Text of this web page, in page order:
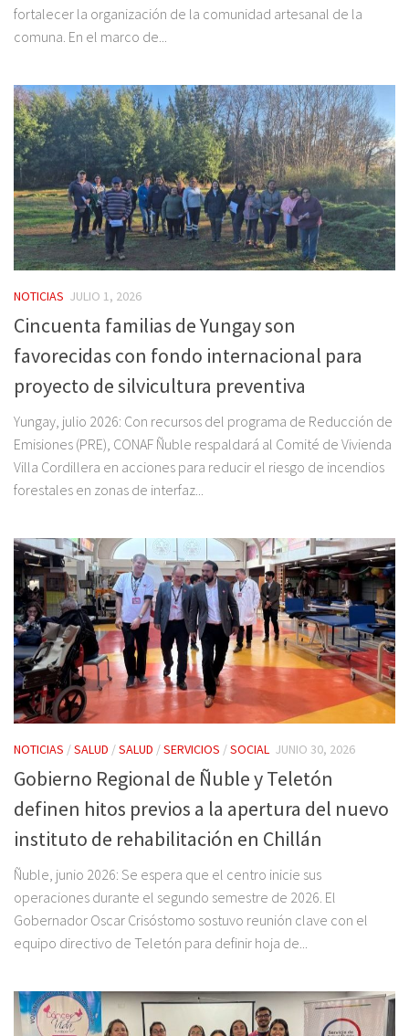
fortalecer la organización de la comunidad artesanal de la
comuna. En el marco de...
NOTICIAS JULIO 1, 2026
Cincuenta familias de Yungay son
favorecidas con fondo internacional para
proyecto de silvicultura preventiva
Yungay, julio 2026: Con recursos del programa de Reducción de
Emisiones (PRE), CONAF Ñuble respaldará al Comité de Vivienda
Villa Cordillera en acciones para reducir el riesgo de incendios
forestales en zonas de interfaz...
NOTICIAS /SALUD /SALUD /SERVICIOS /SOCIAL JUNIO 30, 2026
Gobierno Regional de Ñuble y Teletón
definen hitos previos a la apertura del nuevo
instituto de rehabilitación en Chillán
Ñuble, junio 2026: Se espera que el centro inicie sus
operaciones durante el segundo semestre de 2026. El
Gobernador Oscar Crisóstomo sostuvo reunión clave con el
equipo directivo de Teletón para definir hoja de...